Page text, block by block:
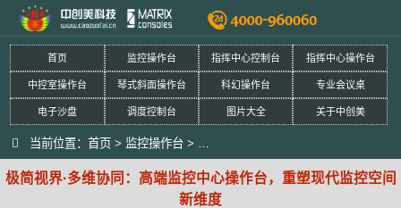
首页 监控操作台 指挥中心控制台 指挥中心操作台
中控室操作台 琴式斜面操作台 科幻操作台 专业会议桌
电子沙盘 调度控制台 图片大全 关于中创美
当前位置：首页 > 监控操作台 > 极简视界·多维协同：高端监控中心操
极简视界·多维协同：高端监控中心操作台，重塑现代监控空间
新维度